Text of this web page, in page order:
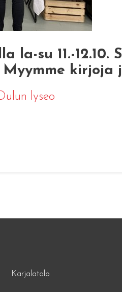
la-su 11.-12.10.
kirjoja
lyseo
Karjalatalo